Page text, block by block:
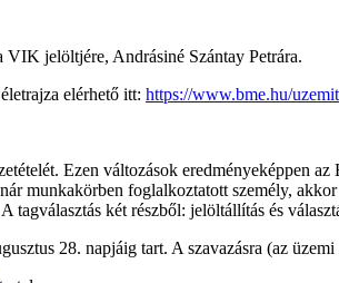
jelöltjére, Andrásiné Szántay Petrára.
elérhető itt: https://www.bme.hu/
Ezen változások eredményeképpen
munkakörben foglalkoztatott személy,
tagválasztás két részből: jelöltállítás és
28. napjáig tart. A szavazásra (az